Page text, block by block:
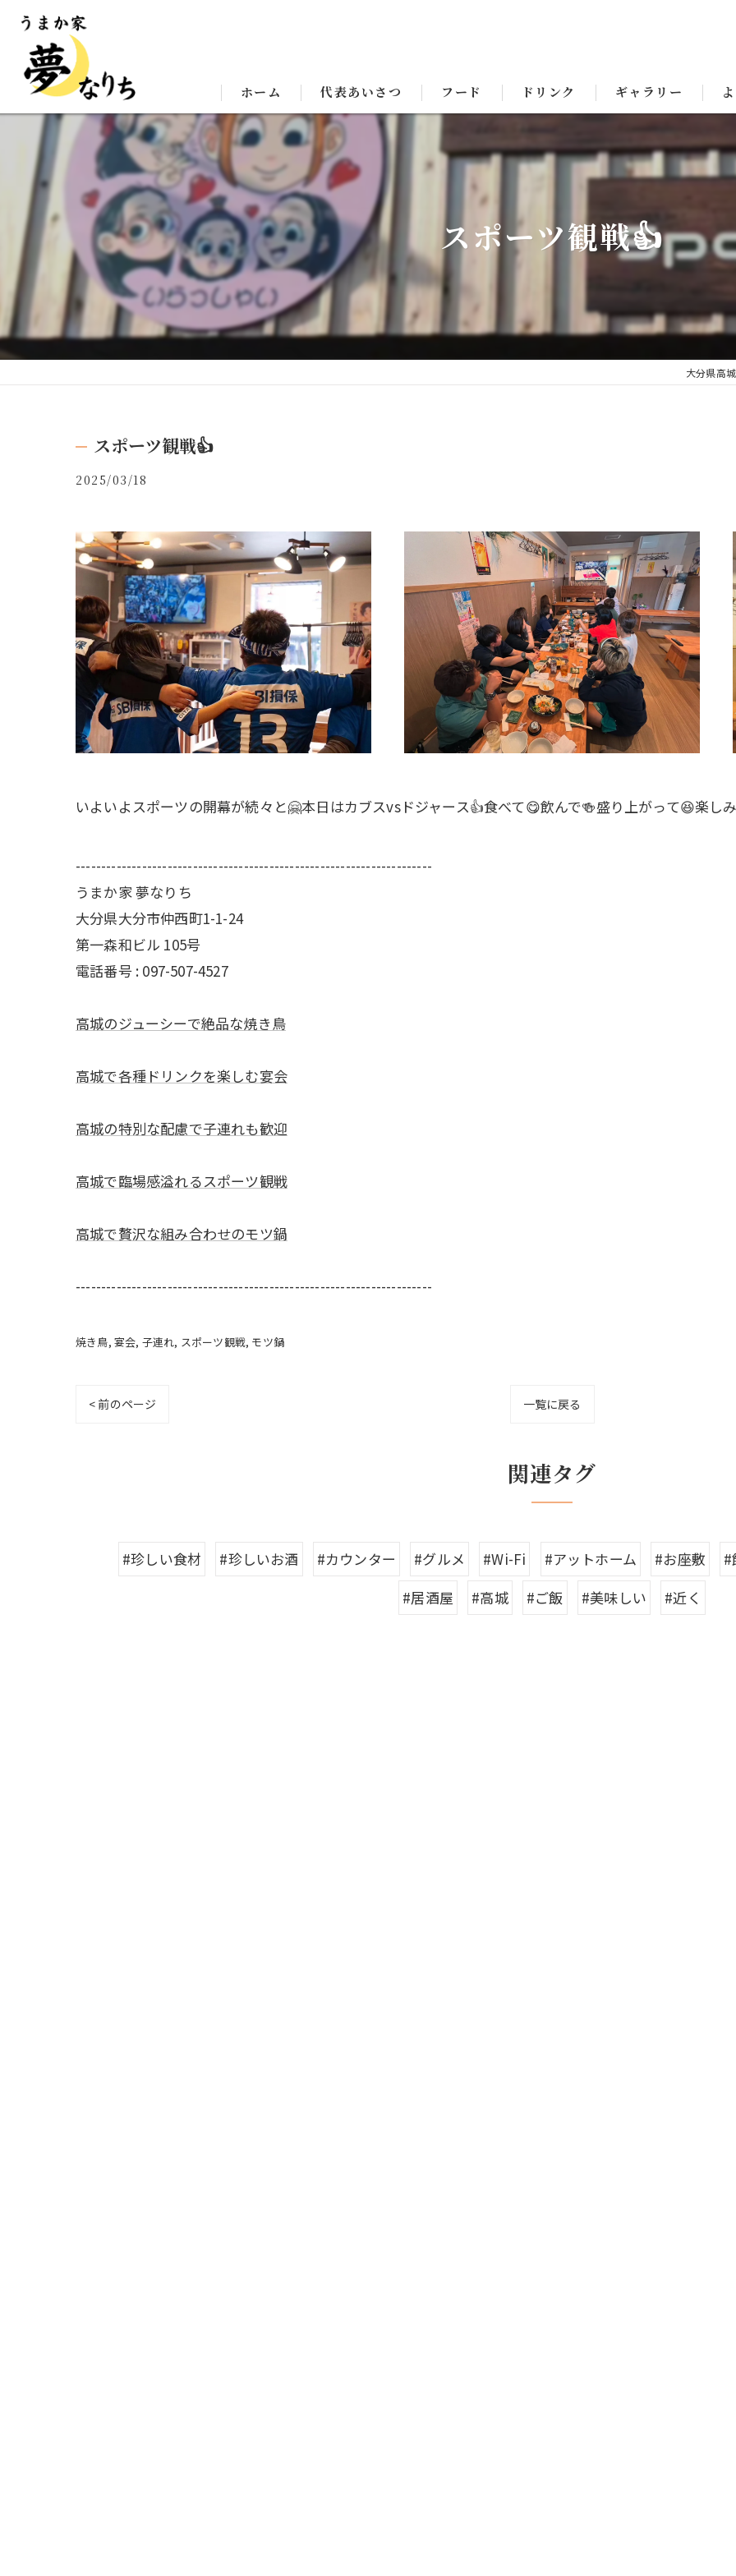
ホーム 代表あいさつ フード ドリンク ギャラリー
スポーツ観戦👍
大分県高
スポーツ観戦👍
2025/03/18
いよいよスポーツの開幕が続々と🤗本日はカブスvsドジャース👍食べて😋飲んで🍻盛り上がって😆楽し
----------------------------------------------------------------------
うまか家 夢なりち
大分県大分市仲西町1-1-24
第一森和ビル 105号
電話番号 : 097-507-4527
高城のジューシーで絶品な焼き鳥
高城で各種ドリンクを楽しむ宴会
高城の特別な配慮で子連れも歓迎
高城で臨場感溢れるスポーツ観戦
高城で贅沢な組み合わせのモツ鍋
----------------------------------------------------------------------
焼き鳥 宴会 子連れ スポーツ観戦 モツ鍋
< 前のページ 一覧に戻る
関連タグ
#珍しい食材 #珍しいお酒 #カウンター #グルメ #Wi-Fi #アットホーム #お座敷 #
#居酒屋
#高城 #ご飯 #美味しい #近く